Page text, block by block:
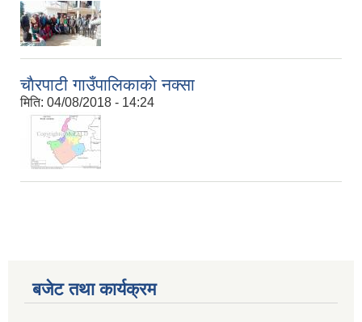
चाैरपाटी गाउँपालिकाकाे नक्सा
मिति: 04/08/2018 - 14:24
बजेट तथा कार्यक्रम